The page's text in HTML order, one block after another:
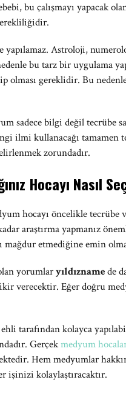
bu çalışmayı yapacak
Astroloji,
bu tarz bir uygulama
olması gereklidir. Bu
sadece bilgi değil tecrübe
ilmi kullanacağı tamamen
zorundadır.
Hocayı Nasıl
hocayı öncelikle
araştırma yapmanız
mağdur etmediğine emin
yorumlaryıldıznamede
verecektir. Eğer doğru
tarafından kolayca
Gerçekmedyum
Hem medyumlar
işinizi kolaylaştıracaktır.